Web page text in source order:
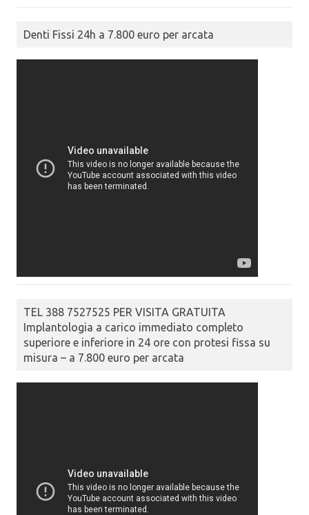
Denti Fissi 24h a 7.800 euro per arcata
TEL 388 7527525 PER VISITA GRATUITA
Implantologia a carico immediato completo
superiore e inferiore in 24 ore con protesi fissa su
misura – a 7.800 euro per arcata